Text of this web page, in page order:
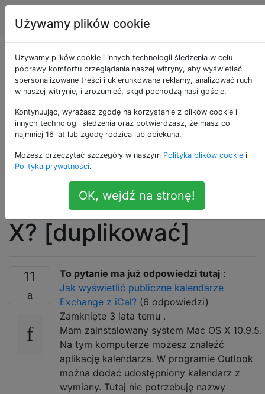
Apple Tagi
Czy możliwe jest
dołączenie
udostępnionego
kalendarza z
Exchange do aplikacji
kalendarza w Mac OS
X? [duplikować]
11 To pytanie ma już odpowiedzi tutaj :
Jak wyświetlić publiczne kalendarze
Exchange z iCal? (6 odpowiedzi)
Zamknięte 3 lata temu .
Mam zainstalowany system Mac OS X 10.9.5.
Na tym komputerze możesz znaleźć
aplikację kalendarza. W programie Outlook
można dodać udostępniony kalendarz z
wymiany. Tutaj nie potrzebuję nazwy
Używamy plików cookie
Używamy plików cookie i innych technologii śledzenia w celu
poprawy komfortu przeglądania naszej witryny, aby wyświetlać
spersonalizowane treści i ukierunkowane reklamy, analizować ruch
w naszej witrynie, i zrozumieć, skąd pochodzą nasi goście.
Kontynuując, wyrażasz zgodę na korzystanie z plików cookie i
innych technologii śledzenia oraz potwierdzasz, że masz co
najmniej 16 lat lub zgodę rodzica lub opiekuna.
Możesz przeczytać szczegóły w naszym Polityka plików cookie i
Polityka prywatności.
OK, wejdź na stronę!